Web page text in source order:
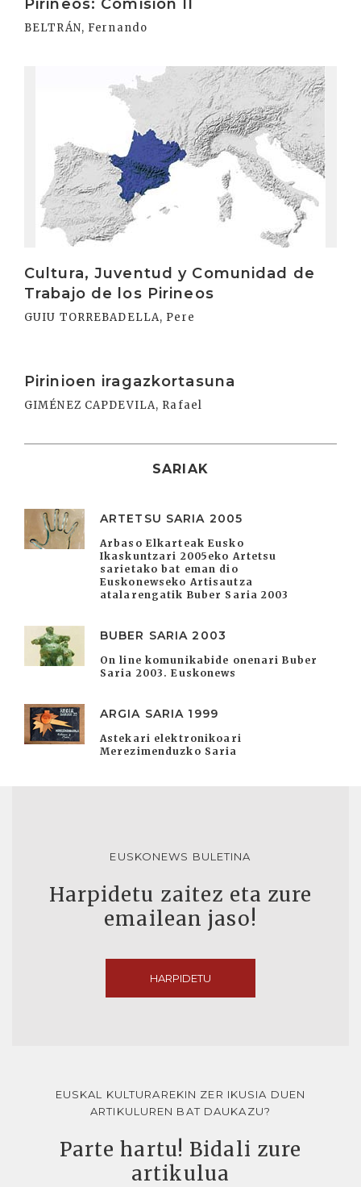
Pirineos: Comisión II
BELTRÁN, Fernando
Cultura, Juventud y Comunidad de
Trabajo de los Pirineos
GUIU TORREBADELLA, Pere
Pirinioen iragazkortasuna
GIMÉNEZ CAPDEVILA, Rafael
SARIAK
ARTETSU SARIA 2005
Arbaso Elkarteak Eusko
Ikaskuntzari 2005eko Artetsu
sarietako bat eman dio
Euskonewseko Artisautza
atalarengatik Buber Saria 2003
BUBER SARIA 2003
On line komunikabide onenari Buber
Saria 2003. Euskonews
ARGIA SARIA 1999
Astekari elektronikoari
Merezimenduzko Saria
EUSKONEWS BULETINA
Harpidetu zaitez eta zure
emailean jaso!
HARPIDETU
EUSKAL KULTURAREKIN ZER IKUSIA DUEN
ARTIKULUREN BAT DAUKAZU?
Parte hartu! Bidali zure
artikulua